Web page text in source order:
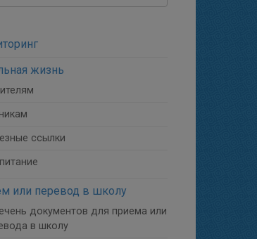
жизнь
ссылки
или перевод в школу
документов для приема или
в школу